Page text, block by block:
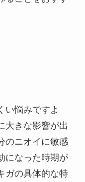
い悩みですよ
大きな影響が出
のニオイに敏感
になった時期が
ガの具体的な特